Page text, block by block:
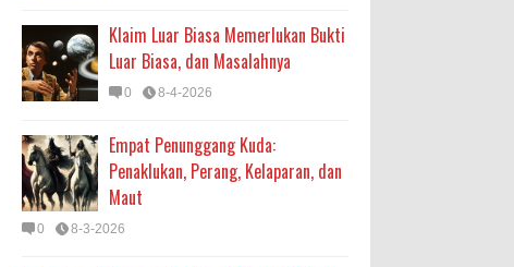
Klaim Luar Biasa Memerlukan Bukti
Luar Biasa, dan Masalahnya
0 8-4-2026
Empat Penunggang Kuda:
Penaklukan, Perang, Kelaparan, dan
Maut
0 8-3-2026